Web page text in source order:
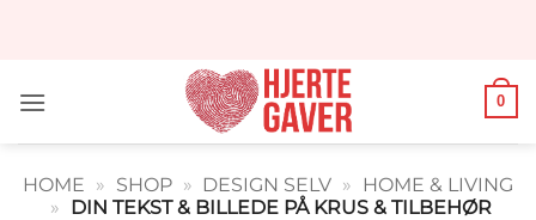
0
HOME » SHOP » DESIGN SELV » HOME & LIVING
» DIN TEKST & BILLEDE PÅ KRUS & TILBEHØR